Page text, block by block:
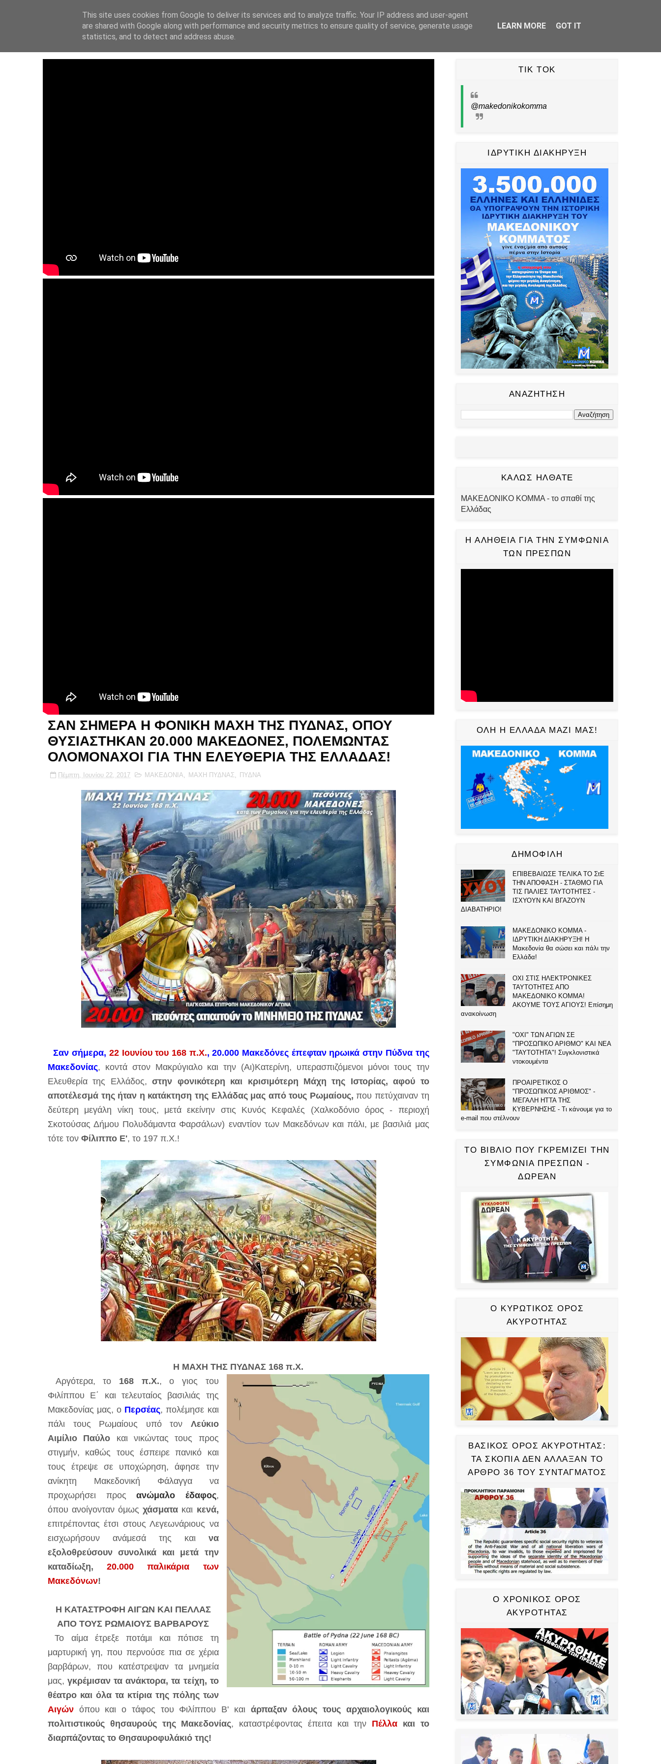
ΑΡΧΙΚΗ ΙΔΡΥΤΙΚΗ ΔΙΑΚΗΡΥΞΗ FACEBOOK X INSTAGRAM YOUTUBE TIKTOK PINTEREST ΕΠΙΚΟΙΝΩΝΙΑ
ΣΑΝ ΣΗΜΕΡΑ Η ΦΟΝΙΚΗ ΜΑΧΗ ΤΗΣ ΠΥΔΝΑΣ, ΟΠΟΥ
ΘΥΣΙΑΣΤΗΚΑΝ 20.000 ΜΑΚΕΔΟΝΕΣ, ΠΟΛΕΜΩΝΤΑΣ
ΟΛΟΜΟΝΑΧΟΙ ΓΙΑ ΤΗΝ ΕΛΕΥΘΕΡΙΑ ΤΗΣ ΕΛΛΑΔΑΣ!
Πέμπτη, Ιουνίου 22, 2017 ΜΑΚΕΔΟΝΙΑ, ΜΑΧΗ ΠΥΔΝΑΣ, ΠΥΔΝΑ
Σαν σήμερα, 22 Ιουνίου του 168 π.Χ., 20.000 Μακεδόνες έπεφταν ηρωικά στην Πύδνα της
Μακεδονίας, κοντά στον Μακρύγιαλο και την (Αι)Κατερίνη, υπερασπιζόμενοι μόνοι τους την
Ελευθερία της Ελλάδος,στην φονικότερη και κρισιμότερη Μάχη της Ιστορίας, αφού το
αποτέλεσμά της ήταν η κατάκτηση της Ελλάδας μας από τους Ρωμαίους, που πετύχαιναν τη
δεύτερη μεγάλη νίκη τους, μετά εκείνην στις Κυνός Κεφαλές (Χαλκοδόνιο όρος - περιοχή
Σκοτούσας Δήμου Πολυδάμαντα Φαρσάλων) εναντίον των Μακεδόνων και πάλι, με βασιλιά μας
τότε τον Φίλιππο Ε', το 197 π.Χ.!
Η ΜΑΧΗ ΤΗΣ ΠΥΔΝΑΣ 168 π.Χ.
Αργότερα, το 168 π.Χ., ο γιος του
Φιλίππου Ε΄ και τελευταίος βασιλιάς της
Μακεδονίας μας, ο Περσέας, πολέμησε και
πάλι τους Ρωμαίους υπό τον Λεύκιο
Αιμίλιο Παύλο και νικώντας τους προς
στιγμήν, καθώς τους έσπειρε πανικό και
τους έτρεψε σε υποχώρηση, άφησε την
ανίκητη Μακεδονική Φάλαγγα να
προχωρήσει προςανώμαλο έδαφος,
όπου ανοίγονταν όμωςχάσματα και κενά,
επιτρέποντας έτσι στους Λεγεωνάριους να
εισχωρήσουν ανάμεσά της και να
εξολοθρεύσουν συνολικά και μετά την
καταδίωξη,20.000 παλικάρια των
Μακεδόνων!
Η ΚΑΤΑΣΤΡΟΦΗ ΑΙΓΩΝ ΚΑΙ ΠΕΛΛΑΣ
ΑΠΟ ΤΟΥΣ ΡΩΜΑΙΟΥΣ ΒΑΡΒΑΡΟΥΣ
Το αίμα έτρεξε ποτάμι και πότισε τη
μαρτυρική γη, που περνούσε πια σε χέρια
βαρβάρων, που κατέστρεψαν τα μνημεία
μας,γκρέμισαν τα ανάκτορα, τα τείχη, το
θέατρο και όλα τα κτίρια της πόλης των
Αιγών όπου και ο τάφος του Φιλίππου Β' και άρπαξαν όλους τους αρχαιολογικούς και
πολιτιστικούς θησαυρούς της Μακεδονίας, καταστρέφοντας έπειτα και την Πέλλα και το
διαρπάζοντας το Θησαυροφυλάκιό της!
TIK TOK
@makedonikokomma
ΙΔΡΥΤΙΚΗ ΔΙΑΚΗΡΥΞΗ
ΑΝΑΖΗΤΗΣΗ
ΚΑΛΩΣ ΗΛΘΑΤΕ
ΜΑΚΕΔΟΝΙΚΟ ΚΟΜΜΑ - το σπαθί της
Ελλάδας
Η ΑΛΗΘΕΙΑ ΓΙΑ ΤΗΝ ΣΥΜΦΩΝΙΑ
ΤΩΝ ΠΡΕΣΠΩΝ
ΟΛΗ Η ΕΛΛΑΔΑ ΜΑΖΙ ΜΑΣ!
ΔΗΜΟΦΙΛΗ
ΕΠΙΒΕΒΑΙΩΣΕ ΤΕΛΙΚΑ ΤΟ ΣτΕ
ΤΗΝ ΑΠΟΦΑΣΗ - ΣΤΑΘΜΟ ΓΙΑ
ΤΙΣ ΠΑΛΙΕΣ ΤΑΥΤΟΤΗΤΕΣ -
ΙΣΧΥΟΥΝ ΚΑΙ ΒΓΑΖΟΥΝ
ΔΙΑΒΑΤΗΡΙΟ!
ΜΑΚΕΔΟΝΙΚΟ ΚΟΜΜΑ -
ΙΔΡΥΤΙΚΗ ΔΙΑΚΗΡΥΞΗ! Η
Μακεδονία θα σώσει και πάλι την
Ελλάδα!
ΟΧΙ ΣΤΙΣ ΗΛΕΚΤΡΟΝΙΚΕΣ
ΤΑΥΤΟΤΗΤΕΣ ΑΠΟ
ΜΑΚΕΔΟΝΙΚΟ ΚΟΜΜΑ!
ΑΚΟΥΜΕ ΤΟΥΣ ΑΓΙΟΥΣ! Επίσημη
ανακοίνωση
"ΟΧΙ" ΤΩΝ ΑΓΙΩΝ ΣΕ
"ΠΡΟΣΩΠΙΚΟ ΑΡΙΘΜΟ" ΚΑΙ ΝΕΑ
"ΤΑΥΤΟΤΗΤΑ"! Συγκλονιστικά
ντοκουμέντα
ΠΡΟΑΙΡΕΤΙΚΟΣ Ο
"ΠΡΟΣΩΠΙΚΟΣ ΑΡΙΘΜΟΣ" -
ΜΕΓΑΛΗ ΗΤΤΑ ΤΗΣ
ΚΥΒΕΡΝΗΣΗΣ - Τι κάνουμε για το
e-mail που στέλνουν
ΤΟ ΒΙΒΛΙΟ ΠΟΥ ΓΚΡΕΜΙΖΕΙ ΤΗΝ
ΣΥΜΦΩΝΙΑ ΠΡΕΣΠΩΝ -
ΔΩΡΕΆΝ
Ο ΚΥΡΩΤΙΚΟΣ ΟΡΟΣ
ΑΚΥΡΟΤΗΤΑΣ
ΒΑΣΙΚΟΣ ΟΡΟΣ ΑΚΥΡΟΤΗΤΑΣ:
ΤΑ ΣΚΟΠΙΑ ΔΕΝ ΑΛΛΑΞΑΝ ΤΟ
ΑΡΘΡΟ 36 ΤΟΥ ΣΥΝΤΑΓΜΑΤΟΣ
Ο ΧΡΟΝΙΚΟΣ ΟΡΟΣ
ΑΚΥΡΟΤΗΤΑΣ
This site uses cookies from Google to deliver its services and to analyze traffic. Your IP address and user-agent
are shared with Google along with performance and security metrics to ensure quality of service, generate usage
statistics, and to detect and address abuse.
LEARN MORE GOT IT